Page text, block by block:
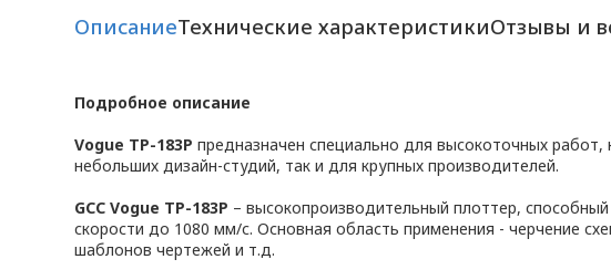
ОписаниеТехнические характеристикиОтзывы и
Подробное описание
Vogue TP-183P предназначен специально для высокоточных работ,
небольших дизайн-студий, так и для крупных производителей.
GCC Vogue TP-183P – высокопроизводительный плоттер,
скорости до 1080 мм/с. Основная область применения - черчение
шаблонов чертежей и т.д.